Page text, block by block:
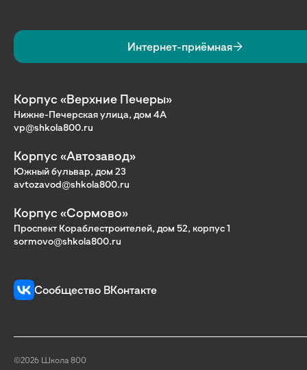
Интернет-приёмная
Корпус «Верхние Печеры»
Нижне-Печерская улица, дом 4А
vp@shkola800.ru
Корпус «Автозавод»
Южный бульвар, дом 23
avtozavod@shkola800.ru
Корпус «Сормово»
Проспект Кораблестроителей, дом 52, корпус 1
sormovo@shkola800.ru
Сообщество ВКонтакте
©2026 Школа 800